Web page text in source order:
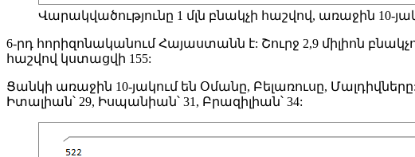
Վարակվածությունը 1 մլն բնակչի հաշվով, առաջին 10-յակ
6-րդ հորիզոնականում Հայաստանն է: Շուրջ 2,9 միլիոն
հաշվով կստացվի 155:
Ցանկի առաջին 10-յակում են Օմանը, Բելառուսը,
Իտալիան՝ 29, Իսպանիան՝ 31, Բրազիլիան՝ 34: